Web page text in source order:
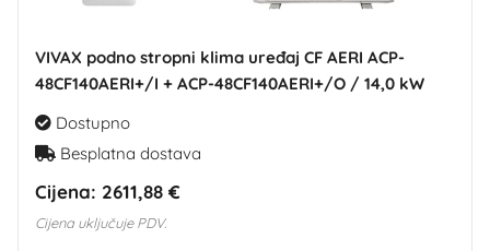
VIVAX podno stropni klima uređaj CF AERI ACP-
48CF140AERI+/I + ACP-48CF140AERI+/O / 14,0 kW
Dostupno
Besplatna dostava
Cijena: 2611,88 €
Cijena uključuje PDV.